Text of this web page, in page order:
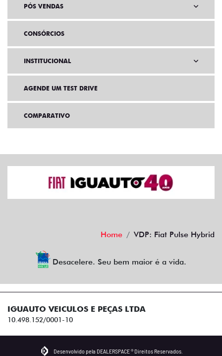
PÓS VENDAS
CONSÓRCIOS
INSTITUCIONAL
AGENDE UM TEST DRIVE
COMPARATIVO
Home VDP: Fiat Pulse Hybrid
Desacelere. Seu bem maior é a vida.
IGUAUTO VEICULOS E PEÇAS LTDA
10.498.152/0001-10
Desenvolvido pela DEALERSPACE ® Direitos Reservados.